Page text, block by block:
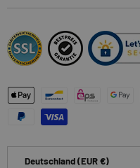
Zahlungsmethoden
Deutschland (EUR €)